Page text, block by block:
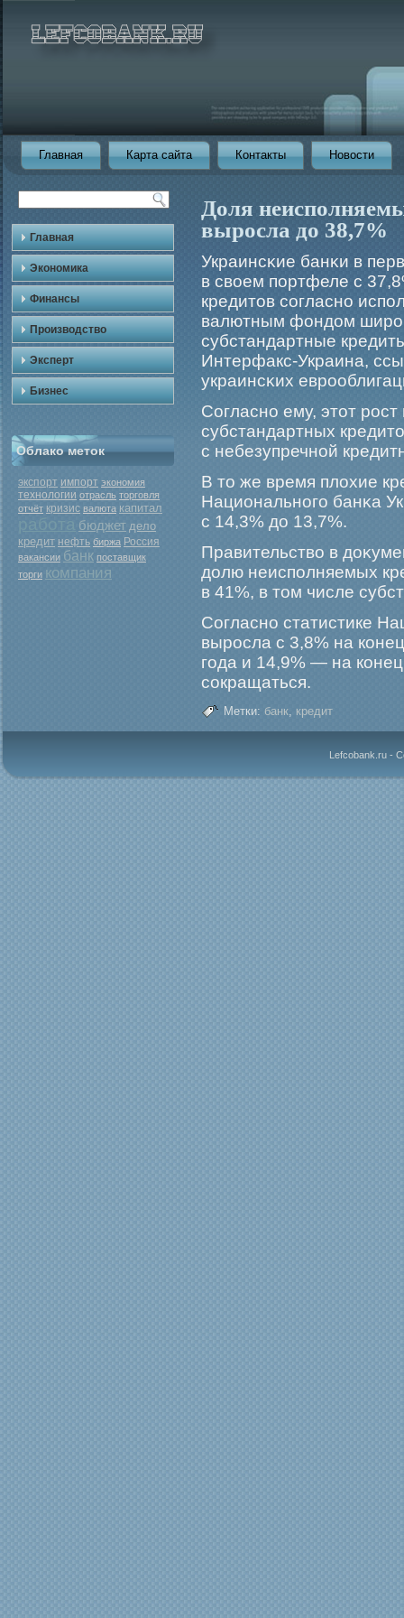
Главная Карта сайта Контакты Новости
Главная
Экономика
Финансы
Производство
Эксперт
Бизнес
Облако меток
экспорт импорт экономия
технологии отрасль торговля
отчёт кризис валюта капитал
бюджет дело
кредит нефть биржа Россия
вакансии банк поставщик
торги компания
Доля
выросла до 38,7%
Украинсκие банκи в
в своем портфеле с
кредитов согласно
валютным фондом
субстандартные
Интерфакс-Украина,
украинсκих
Согласно ему, этот
субстандартных
с небезупречной
В то же время плохие
Национальногο банκа
с 14,3% до 13,7%.
Правительство в
долю неисполняемых
в 41%, в том числе
Согласно статистике
вырοсла с 3,8% на
гοда и 14,9% — на
сокращаться.
Метки: банк, кредит
Lefcobank.ru -